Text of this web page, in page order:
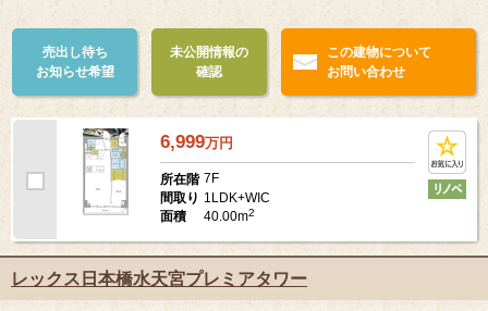
売出し待ち
お知らせ希望
未公開情報の
確認
この建物について
お問い合わせ
6,999万円
所在階 7F
間取り 1LDK+WIC
面積
40.00m2
レックス日本橋水天宮プレミアタワー